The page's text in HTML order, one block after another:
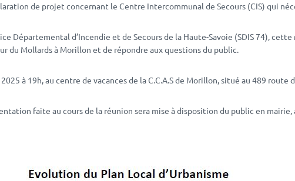
de projet concernant le Centre Intercommunal de Secours (CIS) qui
Départemental d’Incendie et de Secours de la Haute-Savoie (SDIS 74),
du Mollards à Morillon et de répondre aux questions du public.
à 19h, au centre de vacances de la C.C.A.S de Morillon, situé au 489
faite au cours de la réunion sera mise à disposition du public en